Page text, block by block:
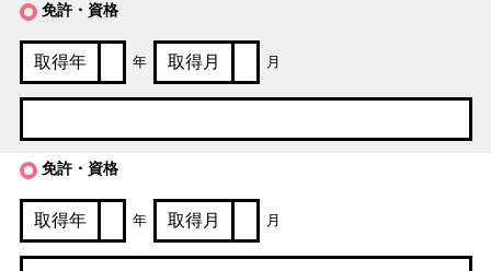
免許・資格
年 月
免許・資格
年 月